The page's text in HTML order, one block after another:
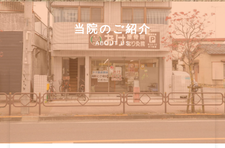
当院のご紹介
ABOUT US